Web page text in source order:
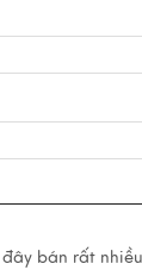
bán rất